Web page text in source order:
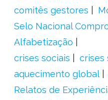
comitês gestores
Selo Nacional
Alfabetização
crises sociais
crises
aquecimento global
Relatos de